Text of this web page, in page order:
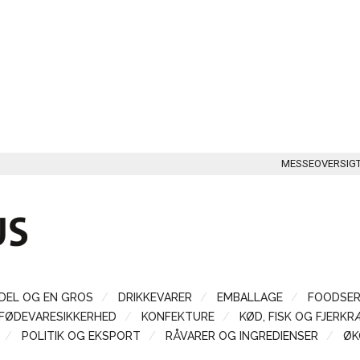
OG EN GROS DRIKKEVARER EMBALLAGE
KONFEKTURE
KØD, FISK OG
POLITIK OG EKSPORT
RÅVARER OG INGREDIENSER